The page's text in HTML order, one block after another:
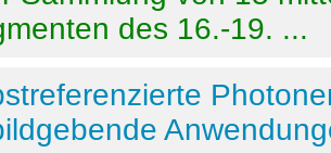
des 16.-19. ...